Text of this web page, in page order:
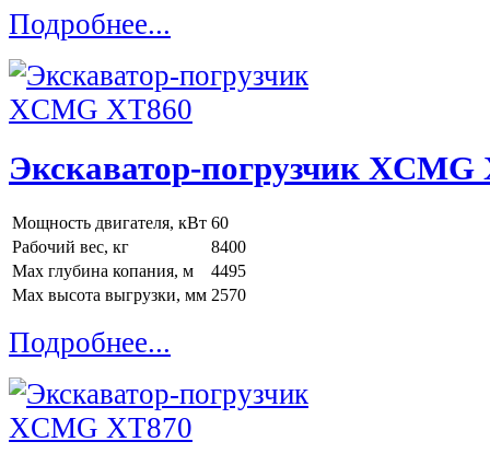
Подробнее...
Экскаватор-погрузчик XCMG
Мощность двигателя, кВт 60
Рабочий вес, кг
8400
Max глубина копания, м
4495
Max высота выгрузки, мм 2570
Подробнее...